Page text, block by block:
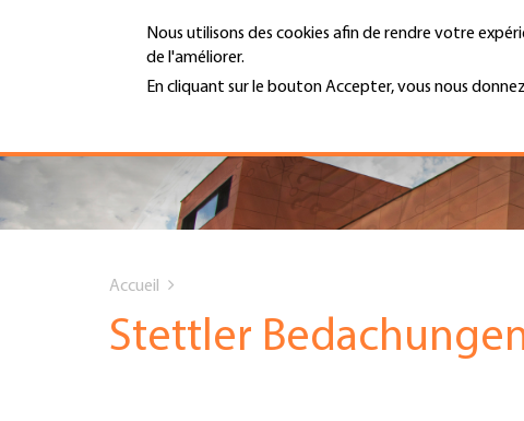
Nous utilisons des cookies afin de rendre votre
de l'améliorer.
En cliquant sur le bouton Accepter, vous nous
Hauptnavigation
PORTRAIT
SERVICES
INFOTHÈQUE
MENU
are
Accueil
Stettler